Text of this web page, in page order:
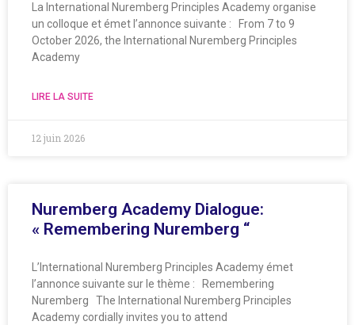
La International Nuremberg Principles Academy organise
un colloque et émet l’annonce suivante : From 7 to 9
October 2026, the International Nuremberg Principles
Academy
LIRE LA SUITE
12 juin 2026
Nuremberg Academy Dialogue:
« Remembering Nuremberg “
L’International Nuremberg Principles Academy émet
l’annonce suivante sur le thème : Remembering
Nuremberg The International Nuremberg Principles
Academy cordially invites you to attend